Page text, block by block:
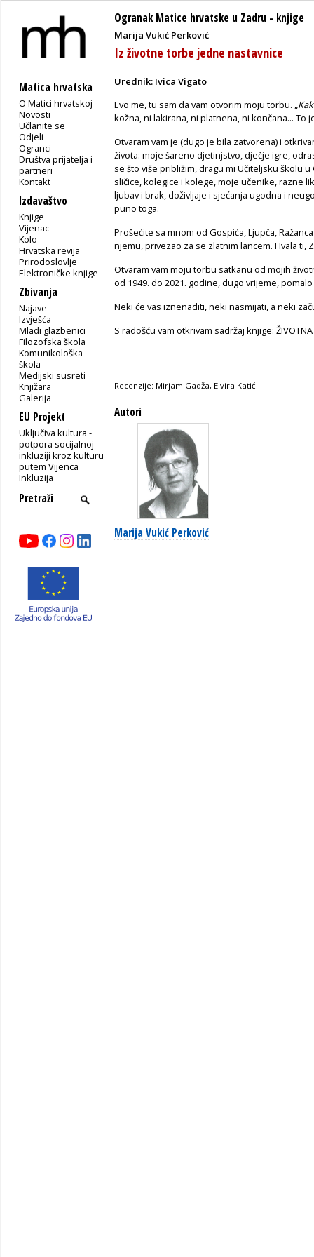
Matica hrvatska
O Matici hrvatskoj
Novosti
Učlanite se
Odjeli
Ogranci
Društva prijatelja i
partneri
Kontakt
Izdavaštvo
Knjige
Vijenac
Kolo
Hrvatska revija
Prirodoslovlje
Elektroničke knjige
Zbivanja
Najave
Izvješća
Mladi glazbenici
Filozofska škola
Komunikološka
škola
Medijski susreti
Knjižara
Galerija
EU Projekt
Uključiva kultura -
potpora socijalnoj
inkluziji kroz kulturu
putem Vijenca
Inkluzija
Ogranak Matice hrvatske u Zadru - knjige
Marija Vukić Perković
Iz životne torbe jedne nastavnice
Urednik: Ivica Vigato
Evo me, tu sam da vam otvorim moju torbu. „
kožna, ni lakirana, ni platnena, ni končana... To
Otvaram vam je (dugo je bila zatvorena) i
života: moje šareno djetinjstvo, dječje igre,
se što više približim, dragu mi Učiteljsku školu
sličice, kolegice i kolege, moje učenike, razne
ljubav i brak, doživljaje i sjećanja ugodna i
puno toga.
Prošećite sa mnom od Gospića, Ljupča,
njemu, privezao za se zlatnim lancem. Hvala ti,
Otvaram vam moju torbu satkanu od mojih
od 1949. do 2021. godine, dugo vrijeme,
Neki će vas iznenaditi, neki nasmijati, a neki
S radošću vam otkrivam sadržaj knjige: ŽIVOTNA
Recenzije: Mirjam Gadža, Elvira Katić
Autori
Marija Vukić Perković